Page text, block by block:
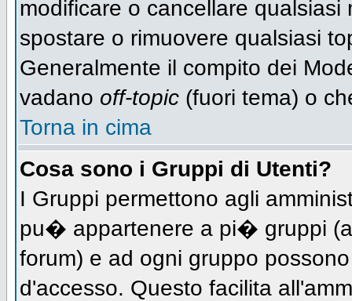
modificare o cancellare
spostare o rimuovere qualsiasi
Generalmente il compito dei
vadano off-topic (fuori tema) o
Torna in cima
Cosa sono i Gruppi di Utenti?
I Gruppi permettono agli
pu� appartenere a pi� gruppi
forum) e ad ogni gruppo
d'accesso. Questo facilita